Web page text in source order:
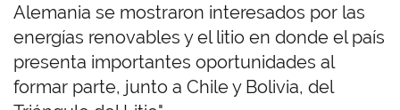
Alemania se mostraron interesados por las
energías renovables y el litio en donde el país
presenta importantes oportunidades al
formar parte, junto a Chile y Bolivia, del